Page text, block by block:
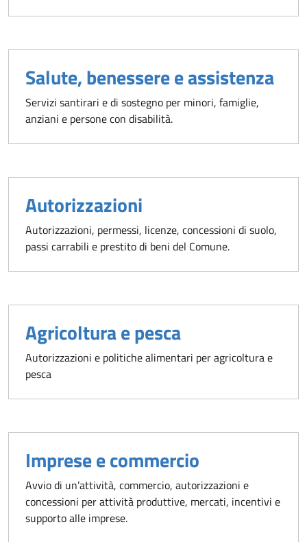
Salute, benessere e assistenza
Servizi santirari e di sostegno per minori, famiglie,
anziani e persone con disabilità.
Autorizzazioni
Autorizzazioni, permessi, licenze, concessioni di suolo,
passi carrabili e prestito di beni del Comune.
Agricoltura e pesca
Autorizzazioni e politiche alimentari per agricoltura e
pesca
Imprese e commercio
Avvio di un’attività, commercio, autorizzazioni e
concessioni per attività produttive, mercati, incentivi e
supporto alle imprese.